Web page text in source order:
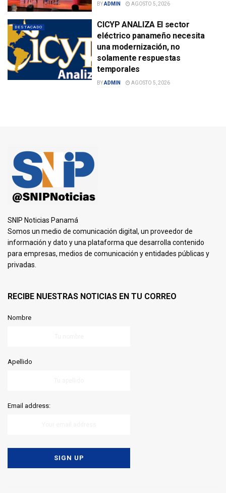
BYADMIN AGOSTO 5, 2026
DESTACADO
CICYP ANALIZA El sector
eléctrico panameño necesita
una modernización, no
solamente respuestas
temporales
BYADMIN AGOSTO 5, 2026
SNIP Noticias Panamá
Somos un medio de comunicación digital, un proveedor de
información y dato y una plataforma que desarrolla contenido
para empresas, medios de comunicación y entidades públicas y
privadas.
RECIBE NUESTRAS NOTICIAS EN TU CORREO
Nombre
Apellido
Email address: